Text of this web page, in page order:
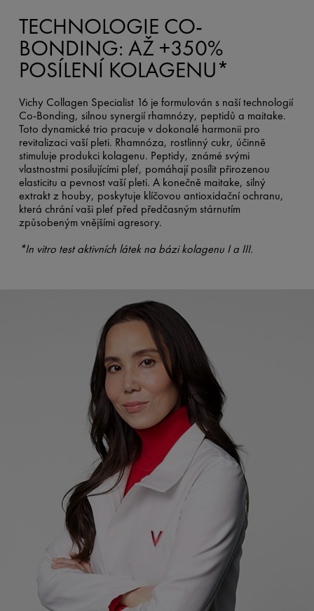
TECHNOLOGIE CO-
BONDING: AŽ +350%
POSÍLENÍ KOLAGENU*
Vichy Collagen Specialist 16 je formulován s naší technologií
Co-Bonding, silnou synergií rhamnózy, peptidů a maitake.
Toto dynamické trio pracuje v dokonalé harmonii pro
revitalizaci vaší pleti. Rhamnóza, rostlinný cukr, účinně
stimuluje produkci kolagenu. Peptidy, známé svými
vlastnostmi posilujícími pleť, pomáhají posílit přirozenou
elasticitu a pevnost vaší pleti. A konečně maitake, silný
extrakt z houby, poskytuje klíčovou antioxidační ochranu,
která chrání vaši pleť před předčasným stárnutím
způsobeným vnějšími agresory.
*In vitro test aktivních látek na bázi kolagenu I a III.